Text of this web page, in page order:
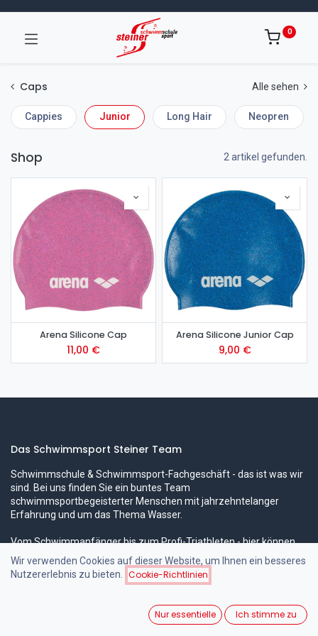
0
Caps Alle sehen
Cappies Junior Long Hair Neopren
Shop 2 artikel gefunden.
Arena Silicone Cap
11,00 €
Arena Silicone Junior Cap
9,00 €
Das Schwimmsport Steiner Team
Schwimmschule & Schwimmsport-Fachgeschäft - das ist was wir
sind. Bei uns finden Sie ein buntes Team
schwimmsportbegeisterter Menschen mit jahrzehntelanger
Erfahrung und um das Thema Wasser.
Vom Schwimmanfänger bis zum Profi-Triathleten - hier können
Sie professionelle Kompetenz in allen Bereichen erwarten!
Anfänger-Schwimmkurse für Kinder
Wir verwenden Cookies auf dieser Website, um Ihnen ein besseres
Nutzererlebnis zu bieten.
Cookie-Richtlinien
Nur essentielle Ich stimme zu